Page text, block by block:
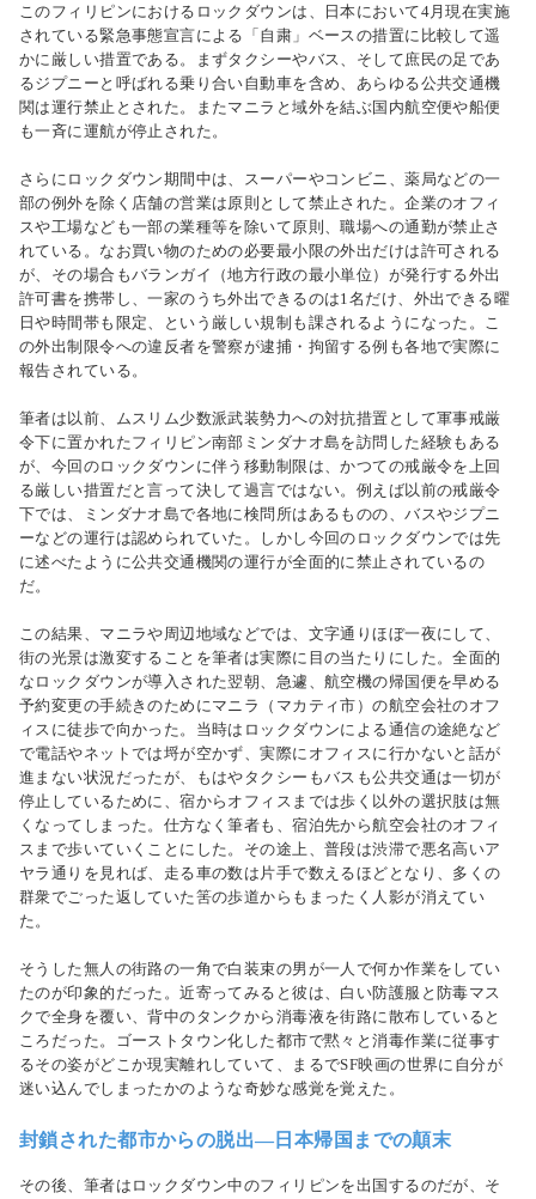
このフィリピンにおけるロックダウンは、日本において4月現在実施
されている緊急事態宣言による「自粛」ベースの措置に比較して遥
かに厳しい措置である。まずタクシーやバス、そして庶民の足であ
るジプニーと呼ばれる乗り合い自動車を含め、あらゆる公共交通機
関は運行禁止とされた。またマニラと域外を結ぶ国内航空便や船便
も一斉に運航が停止された。
さらにロックダウン期間中は、スーパーやコンビニ、薬局などの一
部の例外を除く店舗の営業は原則として禁止された。企業のオフィ
スや工場なども一部の業種等を除いて原則、職場への通勤が禁止さ
れている。なお買い物のための必要最小限の外出だけは許可される
が、その場合もバランガイ（地方行政の最小単位）が発行する外出
許可書を携帯し、一家のうち外出できるのは1名だけ、外出できる曜
日や時間帯も限定、という厳しい規制も課されるようになった。こ
の外出制限令への違反者を警察が逮捕・拘留する例も各地で実際に
報告されている。
筆者は以前、ムスリム少数派武装勢力への対抗措置として軍事戒厳
令下に置かれたフィリピン南部ミンダナオ島を訪問した経験もある
が、今回のロックダウンに伴う移動制限は、かつての戒厳令を上回
る厳しい措置だと言って決して過言ではない。例えば以前の戒厳令
下では、ミンダナオ島で各地に検問所はあるものの、バスやジプニ
ーなどの運行は認められていた。しかし今回のロックダウンでは先
に述べたように公共交通機関の運行が全面的に禁止されているの
だ。
この結果、マニラや周辺地域などでは、文字通りほぼ一夜にして、
街の光景は激変することを筆者は実際に目の当たりにした。全面的
なロックダウンが導入された翌朝、急遽、航空機の帰国便を早める
予約変更の手続きのためにマニラ（マカティ市）の航空会社のオフ
ィスに徒歩で向かった。当時はロックダウンによる通信の途絶など
で電話やネットでは埒が空かず、実際にオフィスに行かないと話が
進まない状況だったが、もはやタクシーもバスも公共交通は一切が
停止しているために、宿からオフィスまでは歩く以外の選択肢は無
くなってしまった。仕方なく筆者も、宿泊先から航空会社のオフィ
スまで歩いていくことにした。その途上、普段は渋滞で悪名高いア
ヤラ通りを見れば、走る車の数は片手で数えるほどとなり、多くの
群衆でごった返していた筈の歩道からもまったく人影が消えてい
た。
そうした無人の街路の一角で白装束の男が一人で何か作業をしてい
たのが印象的だった。近寄ってみると彼は、白い防護服と防毒マス
クで全身を覆い、背中のタンクから消毒液を街路に散布していると
ころだった。ゴーストタウン化した都市で黙々と消毒作業に従事す
るその姿がどこか現実離れしていて、まるでSF映画の世界に自分が
迷い込んでしまったかのような奇妙な感覚を覚えた。
封鎖された都市からの脱出―日本帰国までの顛末
その後、筆者はロックダウン中のフィリピンを出国するのだが、そ